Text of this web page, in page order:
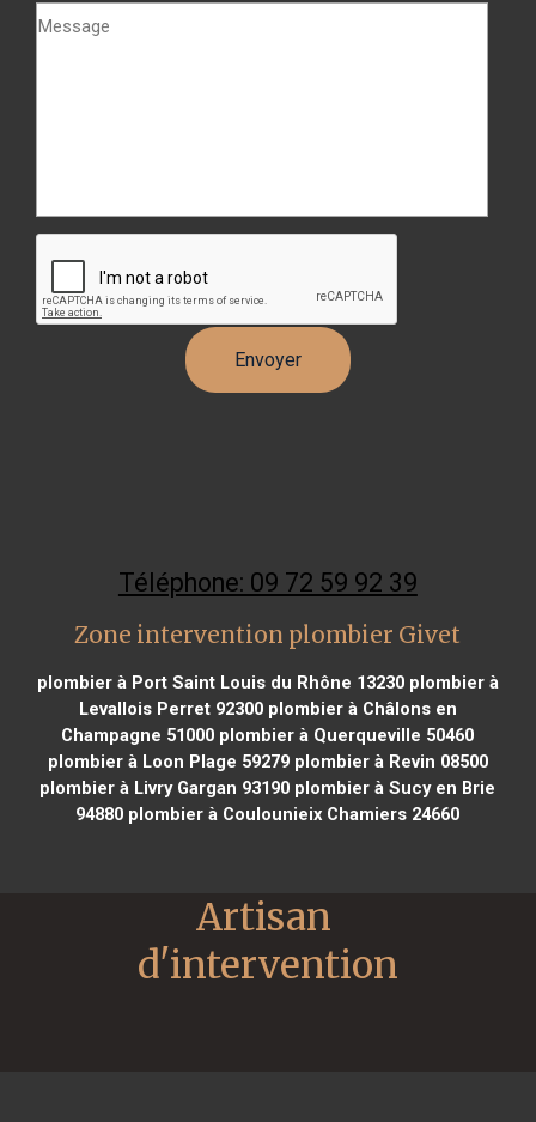
Téléphone: 09 72 59 92 39
Zone intervention plombier Givet
plombier à Port Saint Louis du Rhône 13230plombier à
Levallois Perret 92300plombier à Châlons en
Champagne 51000 plombier à Querqueville 50460
plombier à Loon Plage 59279plombier à Revin 08500
plombier à Livry Gargan 93190 plombier à Sucy en Brie
94880 plombier à Coulounieix Chamiers 24660
Artisan
d'intervention